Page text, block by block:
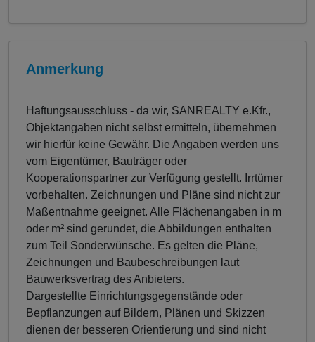
Anmerkung
Haftungsausschluss - da wir, SANREALTY e.Kfr.,
Objektangaben nicht selbst ermitteln, übernehmen
wir hierfür keine Gewähr. Die Angaben werden uns
vom Eigentümer, Bauträger oder
Kooperationspartner zur Verfügung gestellt. Irrtümer
vorbehalten. Zeichnungen und Pläne sind nicht zur
Maßentnahme geeignet. Alle Flächenangaben in m
oder m² sind gerundet, die Abbildungen enthalten
zum Teil Sonderwünsche. Es gelten die Pläne,
Zeichnungen und Baubeschreibungen laut
Bauwerksvertrag des Anbieters.
Dargestellte Einrichtungsgegenstände oder
Bepflanzungen auf Bildern, Plänen und Skizzen
dienen der besseren Orientierung und sind nicht